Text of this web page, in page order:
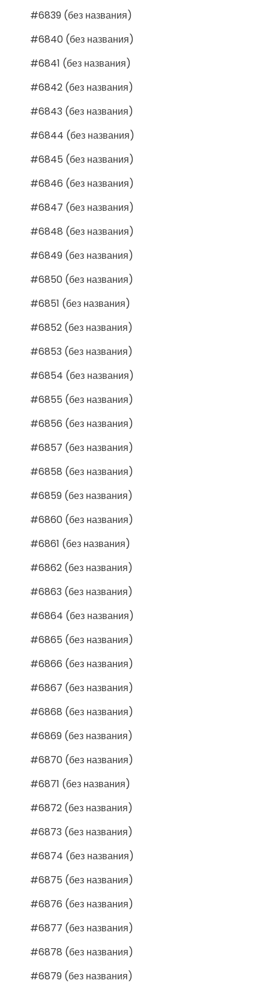
#6839 (без названия)
#6840 (без названия)
#6841 (без названия)
#6842 (без названия)
#6843 (без названия)
#6844 (без названия)
#6845 (без названия)
#6846 (без названия)
#6847 (без названия)
#6848 (без названия)
#6849 (без названия)
#6850 (без названия)
#6851 (без названия)
#6852 (без названия)
#6853 (без названия)
#6854 (без названия)
#6855 (без названия)
#6856 (без названия)
#6857 (без названия)
#6858 (без названия)
#6859 (без названия)
#6860 (без названия)
#6861 (без названия)
#6862 (без названия)
#6863 (без названия)
#6864 (без названия)
#6865 (без названия)
#6866 (без названия)
#6867 (без названия)
#6868 (без названия)
#6869 (без названия)
#6870 (без названия)
#6871 (без названия)
#6872 (без названия)
#6873 (без названия)
#6874 (без названия)
#6875 (без названия)
#6876 (без названия)
#6877 (без названия)
#6878 (без названия)
#6879 (без названия)